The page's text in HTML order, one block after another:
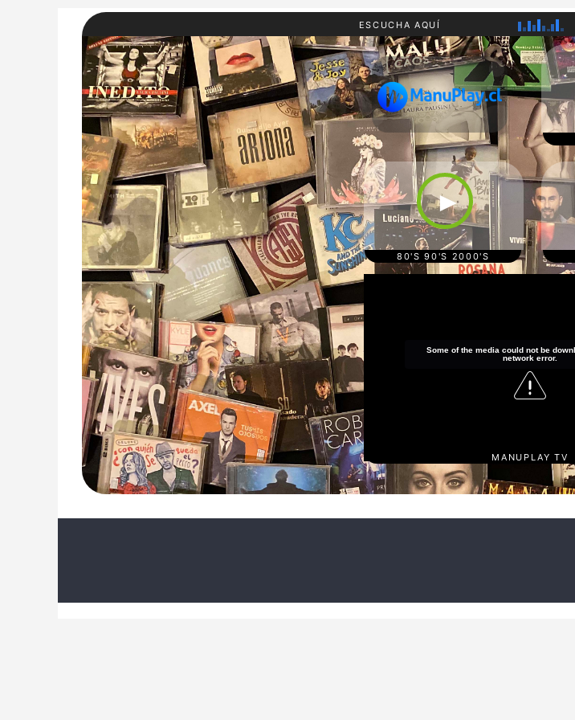
ESCUCHA AQUÍ
RADIO MANUPLAY
80'S
RECUERDOS
CUMBIA/
POP/BALADAS
►
80'S 90'S 2000'S
MANUPLAY TV